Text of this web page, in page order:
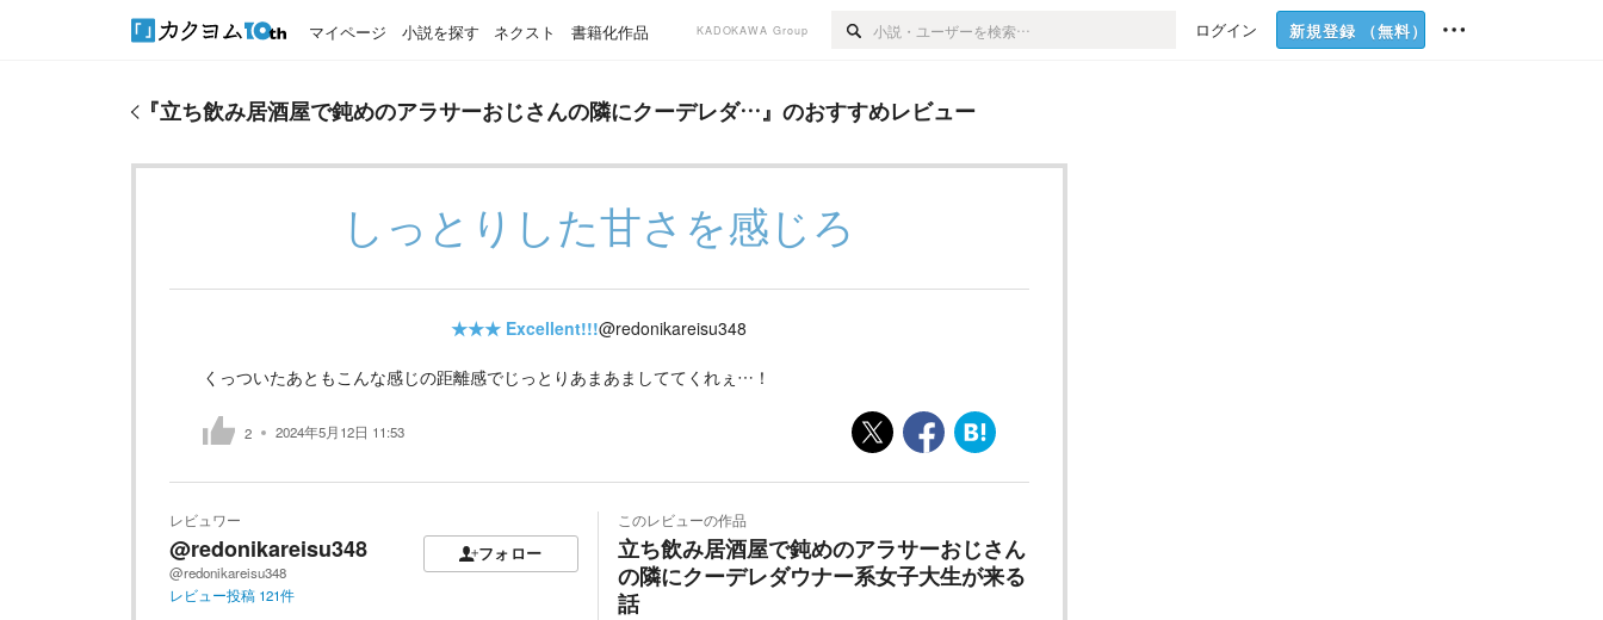
マイページ 小説を探す ネクスト 書籍化作品 KADOKAWA Group ログイン 新規登録 （無料）
『立ち飲み居酒屋で鈍めのアラサーおじさんの隣にクーデレダ…』のおすすめレビュー
しっとりした甘さを感じろ
★★★ Excellent!!!@redonikareisu348
くっついたあともこんな感じの距離感でじっとりあまあましててくれぇ…！
2 2024年5月12日 11:53
レビュワー
@redonikareisu348
@redonikareisu348
フォロー
レビュー投稿 121件
このレビューの作品
立ち飲み居酒屋で鈍めのアラサーおじさん
の隣にクーデレダウナー系女子大生が来る
話